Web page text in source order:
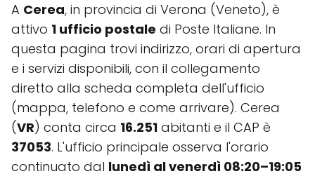
A Cerea, in provincia di Verona (Veneto), è
attivo 1 ufficio postale di Poste Italiane. In
questa pagina trovi indirizzo, orari di apertura
e i servizi disponibili, con il collegamento
diretto alla scheda completa dell'ufficio
(mappa, telefono e come arrivare). Cerea
(VR) conta circa 16.251 abitanti e il CAP è
37053. L'ufficio principale osserva l'orario
continuato dal lunedì al venerdì 08:20–19:05